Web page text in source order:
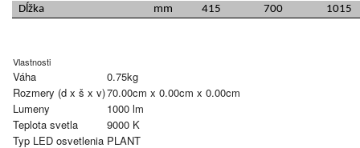
Dĺžka
mm 415 700 1015
Vlastnosti
Váha
0.75kg
Rozmery (d x š x v)70.00cm x 0.00cm x 0.00cm
Lumeny
1000 lm
Teplota svetla
9000 K
Typ LED osvetlenia PLANT